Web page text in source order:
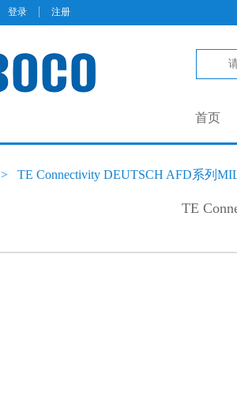
登录 | 注册
首页
> TE Connectivity DEUTSCH AFD系列
TE